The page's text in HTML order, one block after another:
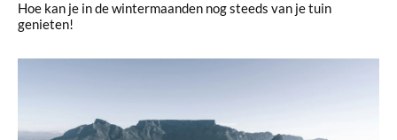
Hoe kan je in de wintermaanden nog steeds van je tuin
genieten!